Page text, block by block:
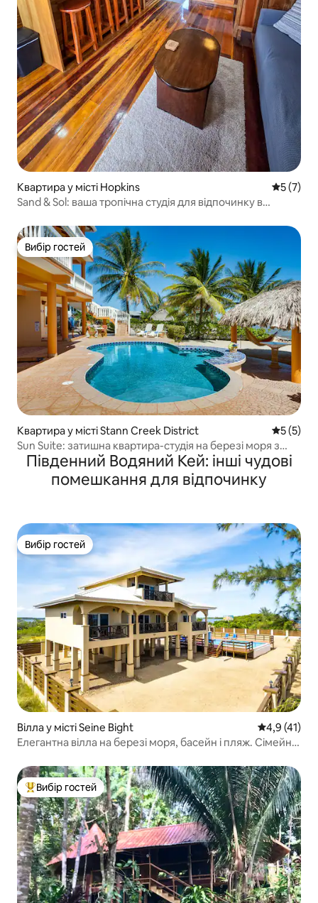
Квартира у місті Hopkins Середня
5 (7)
Sand & Sol: ваша тропічна студія для відпочинку в
Вибір гостей
Вибір гостей
Квартира у місті Stann Creek District Середня
5 (5)
Sun Suite: затишна квартира-студія на березі моря з
басейном
Південний Водяний Кей: інші чудові
помешкання для відпочинку
Вибір гостей
Вибір гостей
Вілла у місті Seine Bight Середня
4,9 (41)
Елегантна вілла на березі моря, басейн і пляж. Сімейні
Топ вибір гостей
Вибір гостей